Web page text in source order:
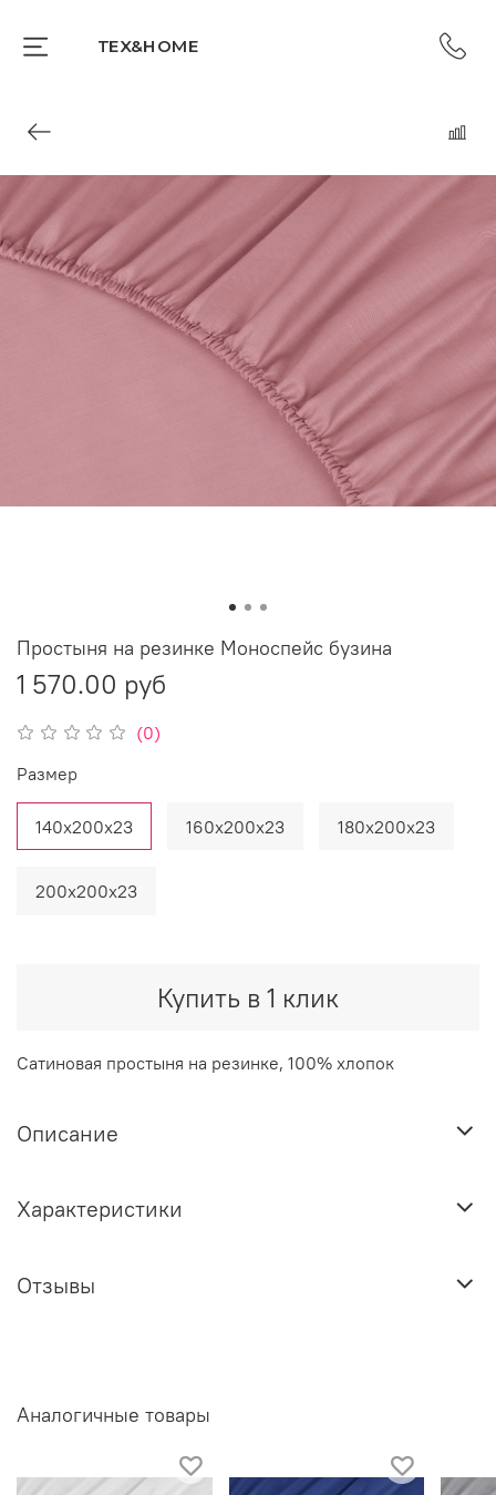
TEX&HOME
(0)
Простыня на резинке Моноспейс бузина
1 570.00 руб
Купить в 1 клик
Размер
140х200х23 160х200х23 180х200х23
200х200х23
Сатиновая простыня на резинке, 100% хлопок
Описание
Характеристики
Отзывы
Аналогичные товары